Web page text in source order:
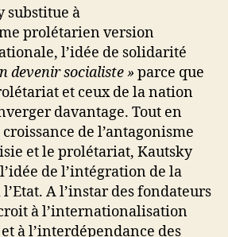
substitue à
prolétarien version
l’idée de solidarité
devenir socialiste » parce que
et ceux de la nation
davantage. Tout en
de l’antagonisme
et le prolétariat, Kautsky
de l’intégration de la
A l’instar des fondateurs
à l’internationalisation
à l’interdépendance des